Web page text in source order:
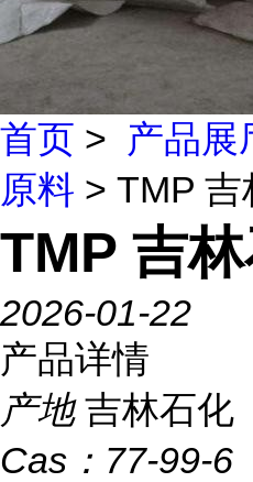
首页 > 产品展
原料 > TMP
TMP 吉
2026-01-22
产品详情
产地 吉林石化
Cas： 77-99-6